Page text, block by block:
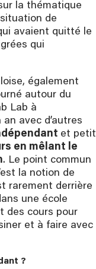
la thématique
de
avaient quitté le
qui
également
autour du
Lab à
avec d’autres
et petit
en mêlant le
. Le point commun
la notion de
rarement derrière
une école
des cours pour
et à faire avec
?